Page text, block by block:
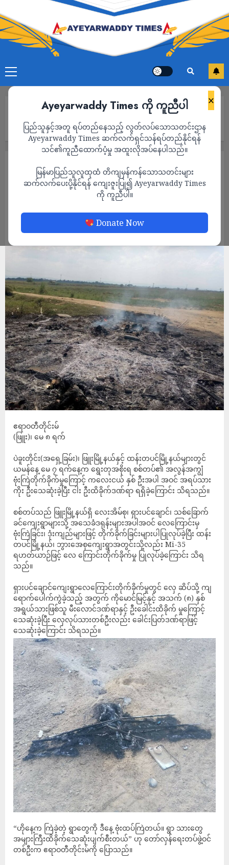
×
Ayeyarwaddy Times ကို ကူညီပါ
ပြည်သူနှင့်အတူ ရပ်တည်နေသည့် လွတ်လပ်သောသတင်းဌာန
Ayeyarwaddy Times ဆက်လက်ရှင်သန်ရပ်တည်နိုင်ရန်
သင်၏ကူညီထောက်ပံ့မှု အထူးလိုအပ်နေပါသည်။
မြန်မာပြည်သူလူထုထံ တိကျမှန်ကန်သောသတင်းများ
ဆက်လက်ပေးပို့နိုင်ရန် ကျေးဇူးပြု၍ Ayeyarwaddy Times
ကို ကူညီပါ။
Donate Now
ပင်တွင် ကလေးငယ် ၂ ဦးအပါအဝင် ၉ ဦးသေဆုံးကာ ၅ ဦးဒဏ်ရာရရှိ
ရွေးတုအစိုးရစစ်တပ်၏ အလွန်အကျွံဗုံးကြဲမှု
ကြောင့် ဖြူးနှင့် ထန်းတပင်တွင် ကလေးငယ် ၂
ဦးအပါအဝင် ၉ ဦးသေဆုံးကာ ၅ ဦးဒဏ်ရာရရှိ
ADMIN MAY 8, 2026
ဧရာဝတီတိုင်းမ်
(ဖြူး)၊ မေ ၈ ရက်
ပဲခူးတိုင်း(အရှေ့ခြမ်း)၊ ဖြူးမြို့နယ်နှင့် ထန်းတပင်မြို့နယ်များတွင်
ယမန်နေ့ မေ ၇ ရက်နေ့က ရွေးတုအစိုးရ စစ်တပ်၏ အလွန်အကျွံ
ဗုံးကြဲတိုက်ခိုက်မှုကြောင့် ကလေးငယ် နှစ် ဦးအပါ အဝင် အရပ်သား
ကိုး ဦးသေဆုံးခဲ့ပြီး ငါး ဦးထိခိုက်ဒဏ်ရာ ရရှိခဲ့ကြောင်း သိရသည်။
စစ်တပ်သည် ဖြူးမြို့နယ်ရှိ လေးအိမ်စု၊ ရှားပင်ချောင်၊ သစ်ခြောက်
ခင်ကျေးရွာများသို့ အသေခံဒရုန်းများအပါအဝင် လေကြောင်းမှ
ဗုံးကြဲခြင်း၊ ဒုံးကျည်များဖြင့် တိုက်ခိုက်ခြင်းများပါပြုလုပ်ခဲ့ပြီး ထန်း
တပင်မြို့နယ်၊ ဘွားအေစုကျေးရွာအတွင်းသို့လည်း Mi-35
ရဟတ်ယာဉ်ဖြင့် လေ ကြောင်းတိုက်ခိုက်မှု ပြုလုပ်ခဲ့ကြောင်း သိရ
သည်။
ရှားပင်ချောင်ကျေးရွာလေကြောင်းတိုက်ခိုက်မှုတွင် လှေ ဆိပ်သို့ ကျ
ရောက်ပေါက်ကွဲခဲ့သည့် အတွက် ကိုမောင်မြင့်နှင့် အသက် (၈) နှစ်
အရွယ်သားဖြစ်သူ မီးလောင်ဒဏ်ရာနှင့် ဦးခေါင်းထိခိုက် မှုကြောင့်
သေဆုံးခဲ့ပြီး လှေလုပ်သားတစ်ဦးလည်း ခေါင်းပြတ်ဒဏ်ရာဖြင့်
သေဆုံးခဲ့ကြောင်း သိရသည်။
“ဟိုနေ့က ကြဲခဲ့တဲ့ ရွာတွေကို ဒီနေ့ ဗုံးထပ်​ကြဲတယ်။ ရွာ သားတွေ
အများကြီးထိခိုက်သေဆုံးပျက်စီးတယ်” ဟု တော်လှန်ရေးတပ်ဖွဲ့ဝင်
တစ်ဦးက ဧရာဝတီတိုင်းမ်ကို ပြောသည်။